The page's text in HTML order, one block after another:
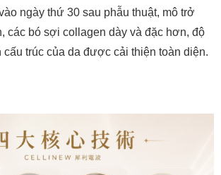
ngày thứ 30 sau phẫu thuật, mô trở
các bó sợi collagen dày và đặc hơn, độ
cấu trúc của da được cải thiện toàn diện.